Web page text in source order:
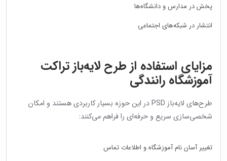
پخش در مدارس و دانشگاه‌ها
انتشار در شبکه‌های اجتماعی
مزایای استفاده از طرح لایه‌باز تراکت
آموزشگاه رانندگی
طرح‌های لایه‌باز PSD در این حوزه بسیار کاربردی هستند و امکان
شخصی‌سازی سریع و حرفه‌ای را فراهم می‌کنند:
تغییر آسان نام آموزشگاه و اطلاعات تماس